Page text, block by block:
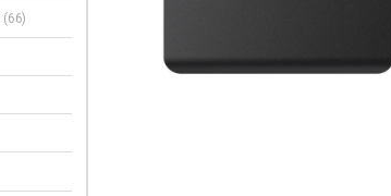
(66)